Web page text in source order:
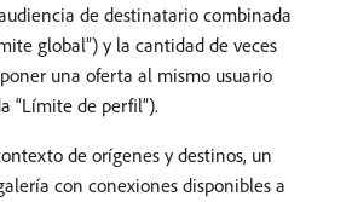
de destinatario combinada
global”) y la cantidad de veces
una oferta al mismo usuario
“Límite de perfil”).
de orígenes y destinos, un
con conexiones disponibles a